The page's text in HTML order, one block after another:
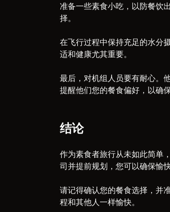
准备一些素食小吃，以防餐饮
择。
在飞行过程中保持充足的水分
适和健康尤其重要。
最后，对机组人员要有耐心。
提醒他们您的餐食偏好，以确
结论
作为素食者旅行从未如此简单
司并提前规划，您可以确保愉
请记得确认您的餐食选择，并
程和其他人一样愉快。